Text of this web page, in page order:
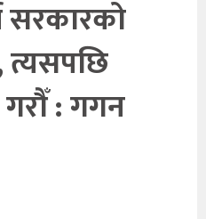
सरकारको
त्यसपछि
: गगन